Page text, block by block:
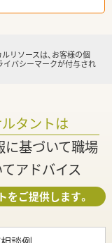
リソースは、お客様の個
バシーマークが付与され
タントは
に基づいて職場
アドバイス
をご提供します。